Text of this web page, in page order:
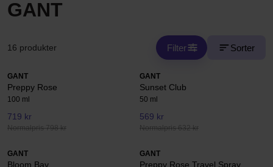
GANT
16 produkter Filter Sorter
GANT
Preppy Rose
100 ml
719 kr
Normalpris 798 kr
GANT
Sunset Club
50 ml
569 kr
Normalpris 632 kr
GANT
Bloom Bay
GANT
Preppy Rose Travel Spray